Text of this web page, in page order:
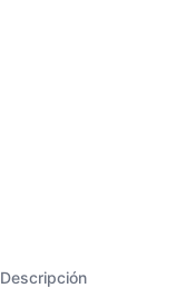
Descripción